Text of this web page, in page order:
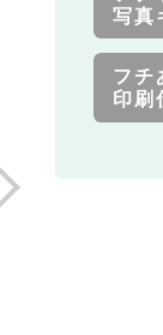
写真
フチ
印刷